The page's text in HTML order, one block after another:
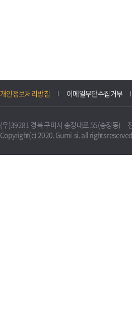
개인정보처리방침 이메일무단수집거부
(우)39281 경북 구미시 송정대로 55(송정동)
Copyright(c) 2020. Gumi-si. all rights